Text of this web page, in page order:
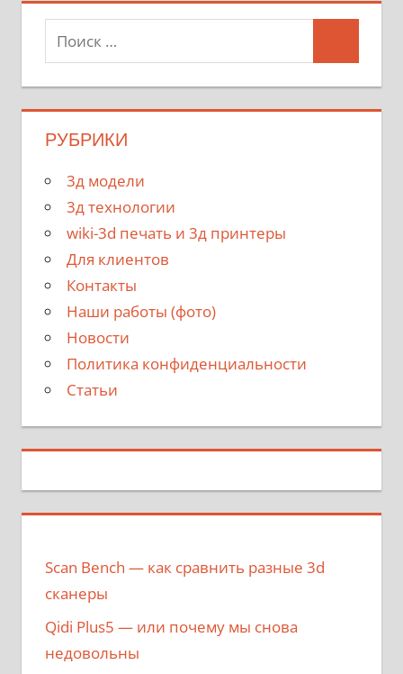
РУБРИКИ
3д модели
3д технологии
wiki-3d печать и 3д принтеры
Для клиентов
Контакты
Наши работы (фото)
Новости
Политика конфиденциальности
Статьи
Scan Bench — как сравнить разные 3d
сканеры
Qidi Plus5 — или почему мы снова
недовольны